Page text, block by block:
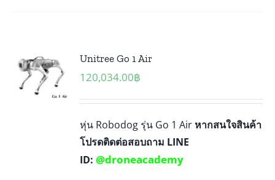
Unitree Go 1 Air
120,034.00฿
หุ่น Robodog รุ่น Go 1 Air หากสนใจสินค้า
โปรดติดต่อสอบถาม LINE
ID:@droneacademy